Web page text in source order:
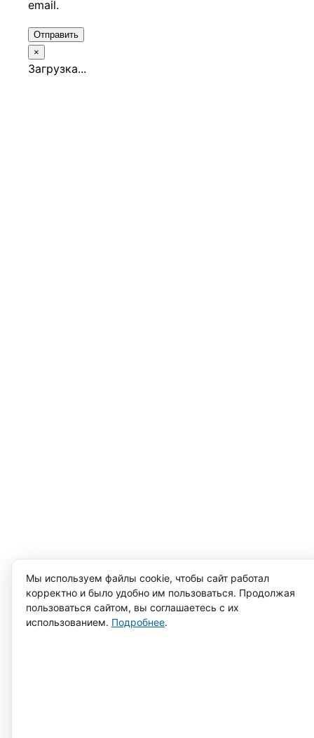
email.
Отправить
×
Загрузка...
Мы используем файлы cookie, чтобы сайт работал
корректно и было удобно им пользоваться. Продолжая
пользоваться сайтом, вы соглашаетесь с их
использованием. Подробнее.